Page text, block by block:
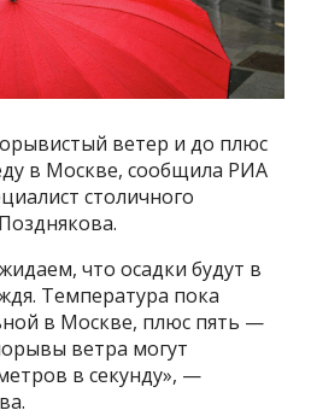
ветер и до плюс
в Москве, сообщила РИА
столичного
что осадки будут в
Температура пока
в Москве, плюс пять —
ветра могут
в секунду», —